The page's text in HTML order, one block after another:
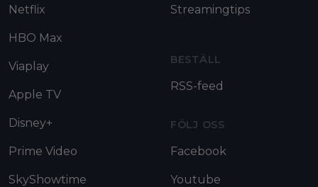
Netflix
HBO Max
Viaplay
Apple TV
Disney+
Prime Video
SkyShowtime
Streamingtips
BESTÄLL
RSS-feed
FÖLJ OSS
Facebook
Youtube